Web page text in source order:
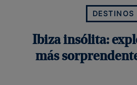
DESTINOS
Ibiza insólita:
más